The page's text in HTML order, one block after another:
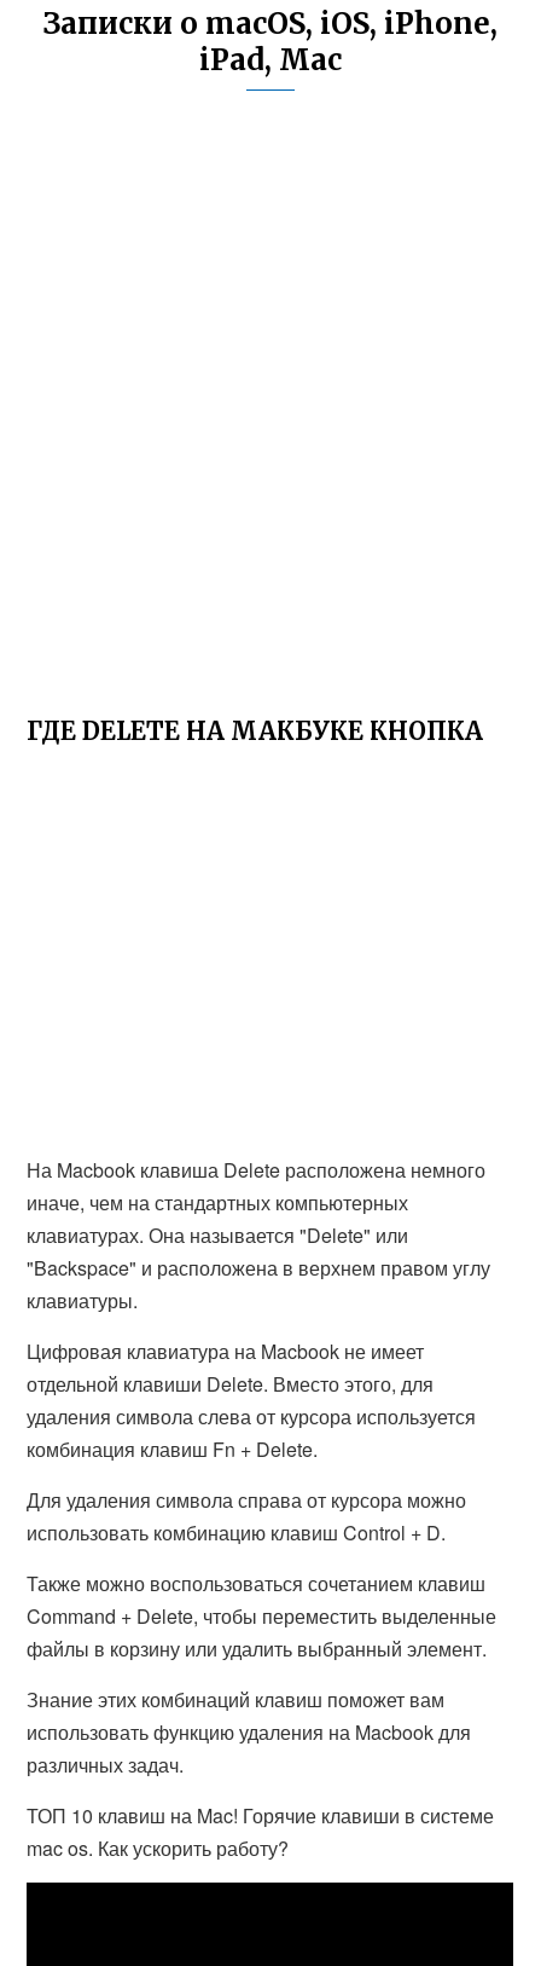
Записки о macOS, iOS, iPhone,
iPad, Mac
ГДЕ DELETE НА МАКБУКЕ КНОПКА
На Macbook клавиша Delete расположена немного
иначе, чем на стандартных компьютерных
клавиатурах. Она называется "Delete" или
"Backspace" и расположена в верхнем правом углу
клавиатуры.
Цифровая клавиатура на Macbook не имеет
отдельной клавиши Delete. Вместо этого, для
удаления символа слева от курсора используется
комбинация клавиш Fn + Delete.
Для удаления символа справа от курсора можно
использовать комбинацию клавиш Control + D.
Также можно воспользоваться сочетанием клавиш
Command + Delete, чтобы переместить выделенные
файлы в корзину или удалить выбранный элемент.
Знание этих комбинаций клавиш поможет вам
использовать функцию удаления на Macbook для
различных задач.
ТОП 10 клавиш на Mac! Горячие клавиши в системе
mac os. Как ускорить работу?